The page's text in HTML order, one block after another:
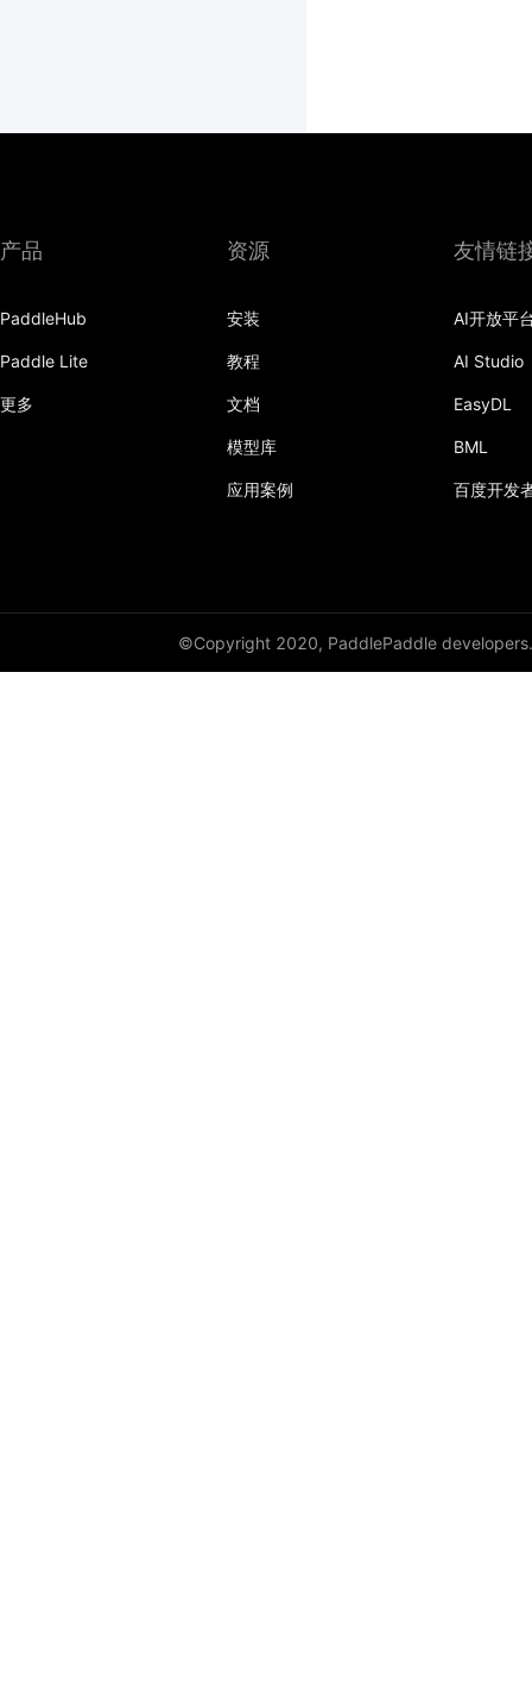
产品
PaddleHub
Paddle Lite
更多
资源
安装
教程
文档
模型库
应用案例
友情链
AI开放平
AI Studio
EasyDL
BML
百度开发
©Copyright 2020, PaddlePaddle developers.